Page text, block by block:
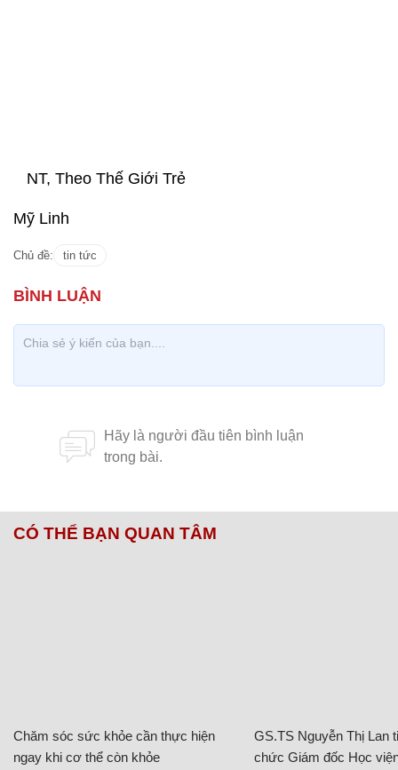
NT, Theo Thế Giới Trẻ
Mỹ Linh
Chủ đề: tin tức
CÓ THỂ BẠN QUAN TÂM
Chăm sóc sức khỏe cần thực hiện
ngay khi cơ thể còn khỏe
GS.TS Nguyễn Thị Lan
chức Giám đốc Học